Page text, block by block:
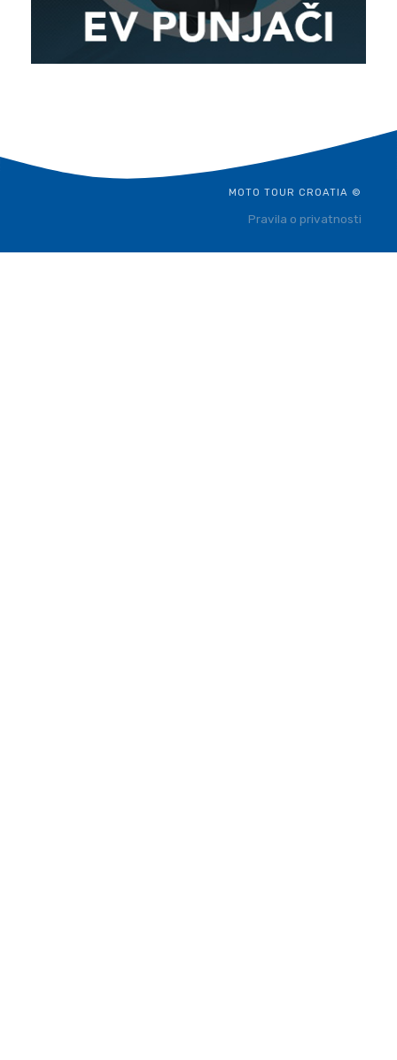
MOTO TOUR CROATIA ©
Pravila o privatnosti